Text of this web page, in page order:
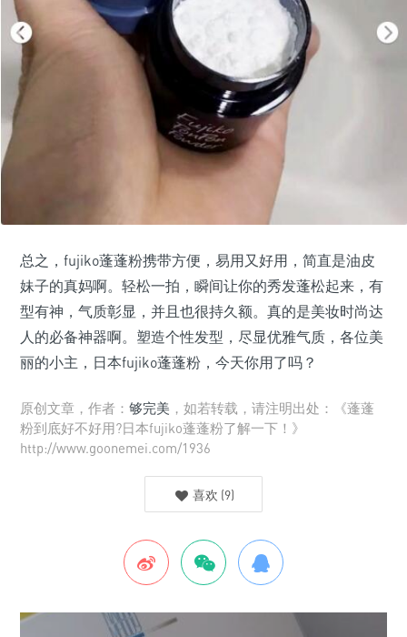
总之，fujiko蓬蓬粉携带方便，易用又好用，简直是油皮
妹子的真妈啊。轻松一拍，瞬间让你的秀发蓬松起来，有
型有神，气质彰显，并且也很持久额。真的是美妆时尚达
人的必备神器啊。塑造个性发型，尽显优雅气质，各位美
丽的小主，日本fujiko蓬蓬粉，今天你用了吗？
原创文章，作者： 够完美 ，如若转载，请注明出处：《蓬蓬
粉到底好不好用?日本fujiko蓬蓬粉了解一下！》
http://www.goonemei.com/1936
喜欢 (9)